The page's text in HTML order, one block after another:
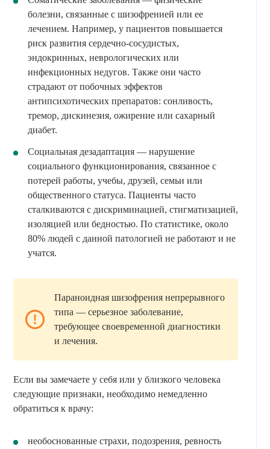
болезни, связанные с шизофренией или ее
лечением. Например, у пациентов повышается
риск развития сердечно-сосудистых,
эндокринных, неврологических или
инфекционных недугов. Также они часто
страдают от побочных эффектов
антипсихотических препаратов: сонливость,
тремор, дискинезия, ожирение или сахарный
диабет.
Социальная дезадаптация — нарушение
социального функционирования, связанное с
потерей работы, учебы, друзей, семьи или
общественного статуса. Пациенты часто
сталкиваются с дискриминацией, стигматизацией,
изоляцией или бедностью. По статистике, около
80% людей с данной патологией не работают и не
учатся.
Параноидная шизофрения непрерывного
типа — серьезное заболевание,
требующее своевременной диагностики
и лечения.
Если вы замечаете у себя или у близкого человека
следующие признаки, необходимо немедленно
обратиться к врачу:
необоснованные страхи, подозрения, ревность